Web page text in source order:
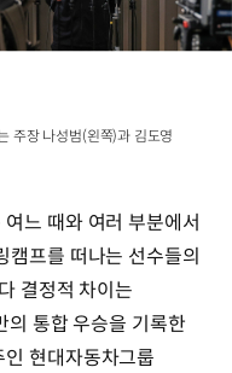
주장 나성범(왼쪽)과 김도영
느 때와 여러 부분에서
프를 떠나는 선수들의
결정적 차이는
통합 우승을 기록한
현대자동차그룹